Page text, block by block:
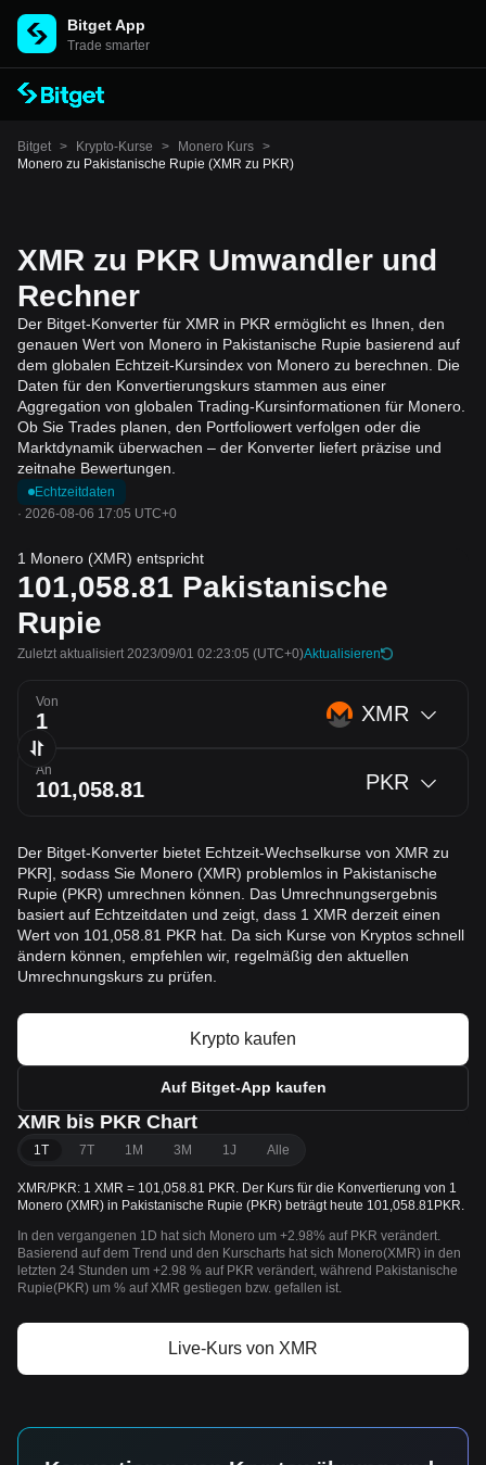
Bitget App
Trade smarter
Bitget > Krypto-Kurse > Monero Kurs >
Monero zu Pakistanische Rupie (XMR zu PKR)
XMR zu PKR Umwandler und
Rechner
Der Bitget-Konverter für XMR in PKR ermöglicht es Ihnen, den
genauen Wert von Monero in Pakistanische Rupie basierend auf
dem globalen Echtzeit-Kursindex von Monero zu berechnen. Die
Daten für den Konvertierungskurs stammen aus einer
Aggregation von globalen Trading-Kursinformationen für Monero.
Ob Sie Trades planen, den Portfoliowert verfolgen oder die
Marktdynamik überwachen – der Konverter liefert präzise und
zeitnahe Bewertungen.
Echtzeitdaten
· 2026-08-06 17:05 UTC+0
1 Monero (XMR) entspricht
101,058.81 Pakistanische
Rupie
Zuletzt aktualisiert 2023/09/01 02:23:05 (UTC+0)Aktualisieren
Von XMR
An PKR
Der Bitget-Konverter bietet Echtzeit-Wechselkurse von XMR zu
PKR], sodass Sie Monero (XMR) problemlos in Pakistanische
Rupie (PKR) umrechnen können. Das Umrechnungsergebnis
basiert auf Echtzeitdaten und zeigt, dass 1 XMR derzeit einen
Wert von 101,058.81 PKR hat. Da sich Kurse von Kryptos schnell
ändern können, empfehlen wir, regelmäßig den aktuellen
Umrechnungskurs zu prüfen.
Krypto kaufen
Auf Bitget-App kaufen
XMR bis PKR Chart
1T 7T 1M 3M 1J Alle
XMR/PKR: 1 XMR = 101,058.81 PKR. Der Kurs für die Konvertierung von 1
Monero (XMR) in Pakistanische Rupie (PKR) beträgt heute 101,058.81PKR.
In den vergangenen 1D hat sich Monero um +2.98% auf PKR verändert.
Basierend auf dem Trend und den Kurscharts hat sich Monero(XMR) in den
letzten 24 Stunden um +2.98 % auf PKR verändert, während Pakistanische
Rupie(PKR) um % auf XMR gestiegen bzw. gefallen ist.
Live-Kurs von XMR